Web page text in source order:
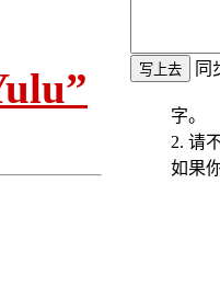
同
字。
2. 请
如果